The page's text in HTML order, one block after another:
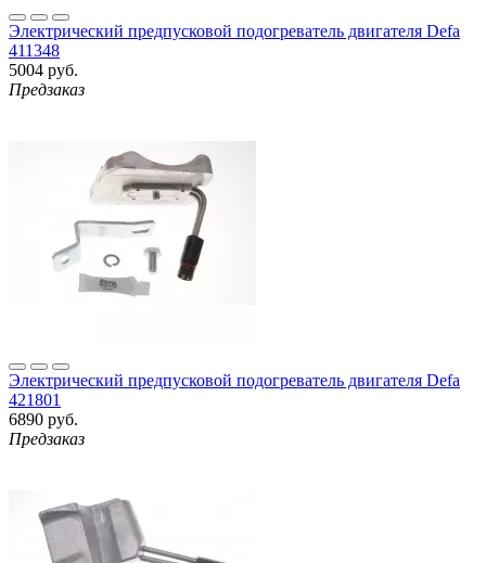
Электрический предпусковой подогреватель двигателя Defa
411348
5004 руб.
Предзаказ
Электрический предпусковой подогреватель двигателя Defa
421801
6890 руб.
Предзаказ